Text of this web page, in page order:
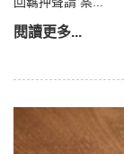
閱讀更多...